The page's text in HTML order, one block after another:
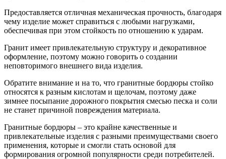
Предоставляется отличная механическая прочность, благодаря
чему изделие может справиться с любыми нагрузками,
обеспечивая при этом стойкость по отношению к ударам.
Гранит имеет привлекательную структуру и декоративное
оформление, поэтому можно говорить о создании
неповторимого внешнего вида изделия.
Обратите внимание и на то, что гранитные бордюры стойко
относятся к разным кислотам и щелочам, поэтому даже
зимнее посыпание дорожного покрытия смесью песка и соли
не станет причиной повреждения материала.
Гранитные бордюры – это крайне качественные и
привлекательные изделия с разными преимуществами своего
применения, которые и смогли стать основой для
формирования огромной популярности среди потребителей.